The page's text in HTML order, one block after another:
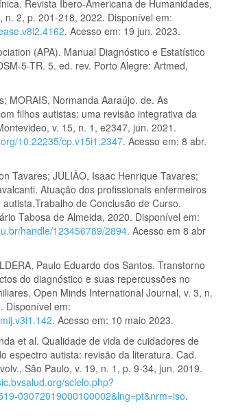
Revista Ibero-Americana de Humanidades,
n. 2, p. 201-218, 2022. Disponível em:
. Acesso em: 19 jun. 2023.
(APA). Manual Diagnóstico e Estatístico
5-TR. 5. ed. rev. Porto Alegre: Artmed,
MORAIS, Normanda Aaraújo. de. As
filhos autistas: uma revisão integrativa da
v. 15, n. 1, e2347, jun. 2021.
10.22235/cp.v15i1.2347. Acesso em: 8 abr.
Tavares; JULIÃO, Isaac Henrique Tavares;
Atuação dos profissionais enfermeiros
de Conclusão de Curso.
Tabosa de Almeida, 2020. Disponível em:
handle/123456789/2894. Acesso em 8 abr
Paulo Eduardo dos Santos. Transtorno
do diagnóstico e suas repercussões no
Open Minds International Journal, v. 3, n.
Disponível em:
. Acesso em: 10 maio 2023.
et al. Qualidade de vida de cuidadores de
espectro autista: revisão da literatura. Cad.
São Paulo, v. 19, n. 1, p. 9-34, jun. 2019.
scielo.php?
03072019000100002&lng=pt&nrm=iso.